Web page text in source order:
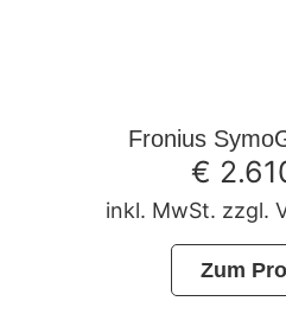
Fronius
€
inkl. MwSt. zzgl.
Zum